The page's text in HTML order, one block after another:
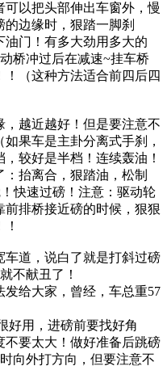
以把头部伸出车窗外，慢
边缘时，狠踏一脚刹
门！有多大劲用多大的
桥冲过后在减速~挂车桥
（这种方法适合前四后四
越近越好！但是要注意不
果车是主卦分离式手刹，
较好是半档！连续轰油！
抬离合，狠踏油，松制
快速过磅！注意：驱动轮
排桥接近磅的时候，狠狠
道，说白了就是打斜过磅
不献丑了！
给大家，曾经，车总重57
好用，进磅前要找好角
不要太大！做好准备后跳磅
向外打方向，但要注意不